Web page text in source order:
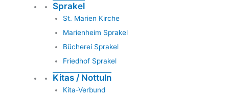
Sprakel
St. Marien Kirche
Marienheim Sprakel
Bücherei Sprakel
Friedhof Sprakel
Kitas / Nottuln
Kita-Verbund